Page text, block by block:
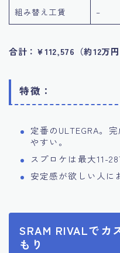
組み替え工賃 –
合計：¥112,576（約12万円
特徴：
定番のULTEGRA。
やすい。
スプロケは最大11-
安定感が欲しい人に
SRAM RIVALでカ
もり